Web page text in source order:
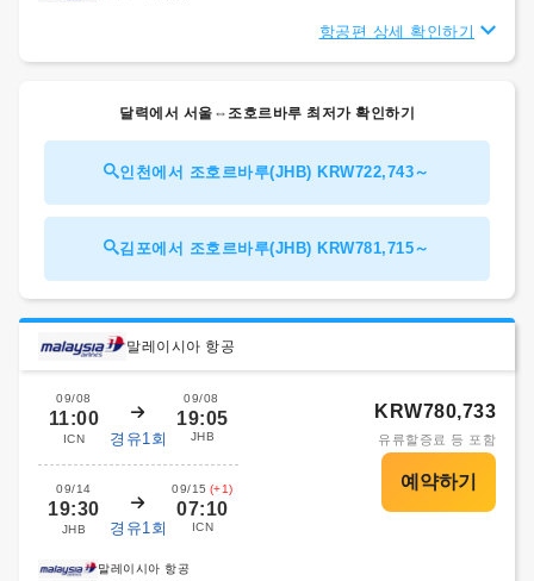
항공편 상세 확인하기
달력에서 서울⇔조호르바루 최저가 확인하기
인천에서 조호르바루(JHB) KRW722,743～
김포에서 조호르바루(JHB) KRW781,715～
말레이시아 항공
09/08
11:00
ICN 경유1회
09/08
19:05
JHB
09/14
19:30
JHB 경유1회
09/15 (+1)
07:10
ICN
KRW780,733
유류할증료 등 포함
말레이시아 항공